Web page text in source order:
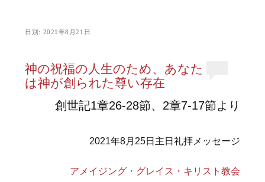
日別: 2021年8月21日
神の祝福の人生のため、あなた
は神が創られた尊い存在
創世記1章26-28節、2章7-17節より
2021年8月25日主日礼拝メッセージ
アメイジング・グレイス・キリスト教会